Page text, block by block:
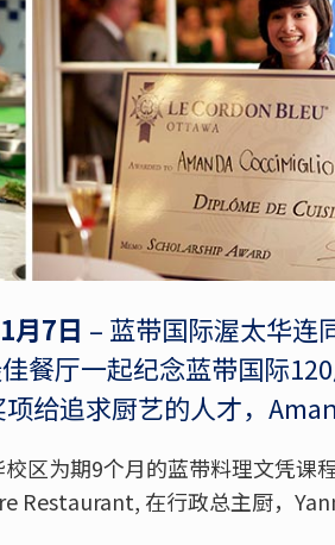
月7日 – 蓝带国际渥太华连
餐厅一起纪念蓝带国际
给追求厨艺的人才，
区为期9个月的蓝带料理文凭课
Restaurant, 在行政总主厨，